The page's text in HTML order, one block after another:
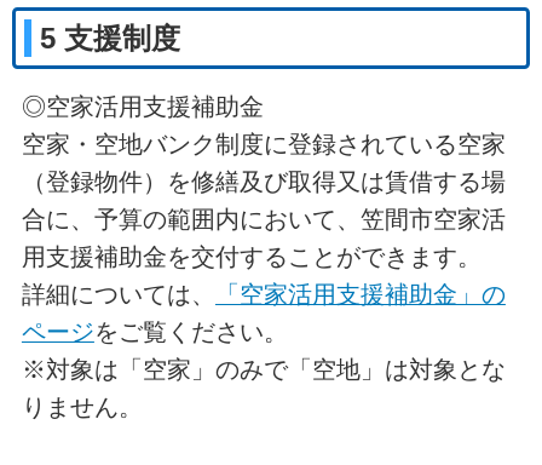
5 支援制度
◎空家活用支援補助金
空家・空地バンク制度に登録されている空家
（登録物件）を修繕及び取得又は賃借する場
合に、予算の範囲内において、笠間市空家活
用支援補助金を交付することができます。
詳細については、
「空家活用支援補助金」の
ページをご覧ください。
※対象は「空家」のみで「空地」は対象とな
りません。